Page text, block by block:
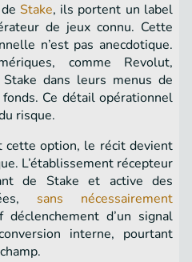
Stake, ils portent un label
de jeux connu. Cette
n’est pas anecdotique.
comme Revolut,
dans leurs menus de
Ce détail opérationnel
risque.
cette option, le récit devient
L’établissement récepteur
de Stake et active des
sans nécessairement
déclenchement d’un signal
interne, pourtant